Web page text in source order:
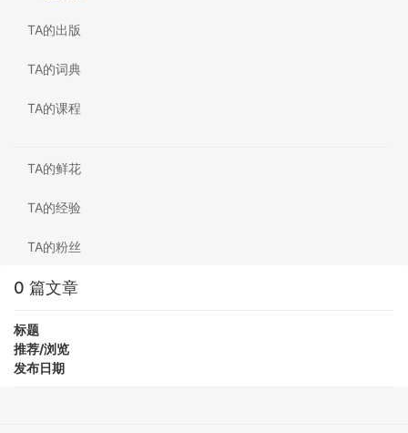
TA的出版
TA的词典
TA的课程
TA的鲜花
TA的经验
TA的粉丝
0 篇文章
标题
推荐/浏览
发布日期